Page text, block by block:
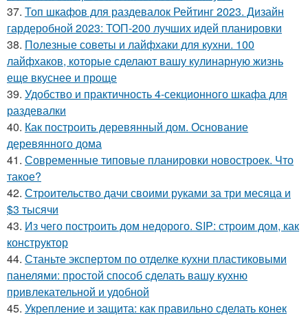
37. Топ шкафов для раздевалок Рейтинг 2023. Дизайн
гардеробной 2023: ТОП-200 лучших идей планировки
38. Полезные советы и лайфхаки для кухни. 100
лайфхаков, которые сделают вашу кулинарную жизнь
еще вкуснее и проще
39. Удобство и практичность 4-секционного шкафа для
раздевалки
40. Как построить деревянный дом. Основание
деревянного дома
41. Современные типовые планировки новостроек. Что
такое?
42. Строительство дачи своими руками за три месяца и
$3 тысячи
43. Из чего построить дом недорого. SIP: строим дом, как
конструктор
44. Станьте экспертом по отделке кухни пластиковыми
панелями: простой способ сделать вашу кухню
привлекательной и удобной
45. Укрепление и защита: как правильно сделать конек